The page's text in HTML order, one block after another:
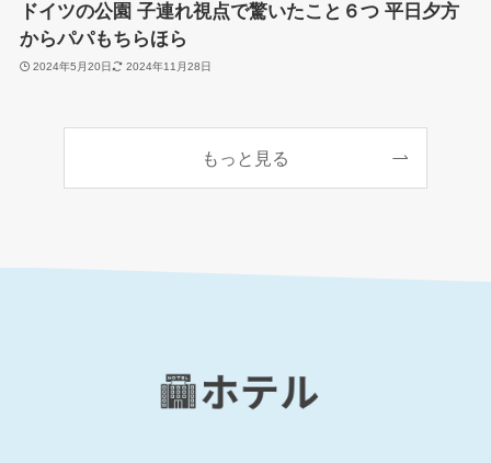
ドイツの公園 子連れ視点で驚いたこと６つ 平日夕方
からパパもちらほら
2024年5月20日 2024年11月28日
もっと見る